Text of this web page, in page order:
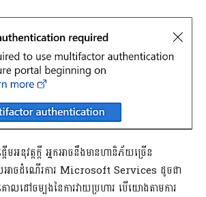
ើមអនុវត្តក្តី អ្នកអាចនឹងមានហានិភ័យច្រើន
ាចដំណើរការ Microsoft Services ដូចជា
ដៅចម្បងនៃការវាយប្រហារ បើយោងតាមការ